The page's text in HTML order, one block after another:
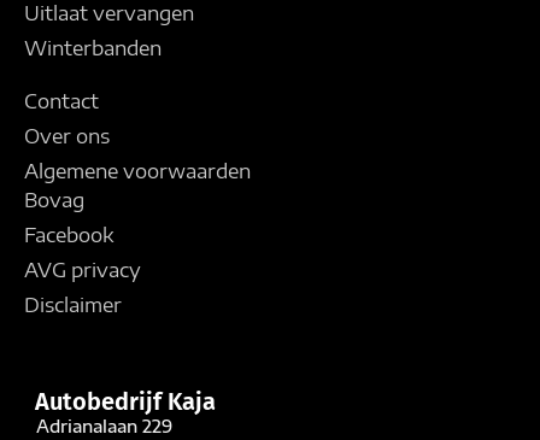
Uitlaat vervangen
Winterbanden
Contact
Over ons
Algemene voorwaarden
Bovag
Facebook
AVG privacy
Disclaimer
Autobedrijf Kaja
Adrianalaan 229